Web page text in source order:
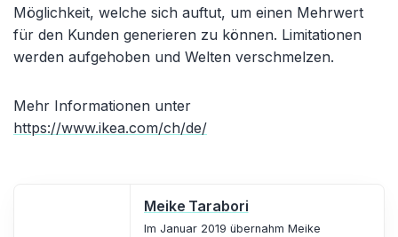
Möglichkeit, welche sich auftut, um einen Mehrwert
für den Kunden generieren zu können. Limitationen
werden aufgehoben und Welten verschmelzen.
Mehr Informationen unter
https://www.ikea.com/ch/de/
Meike Tarabori
Im Januar 2019 übernahm Meike